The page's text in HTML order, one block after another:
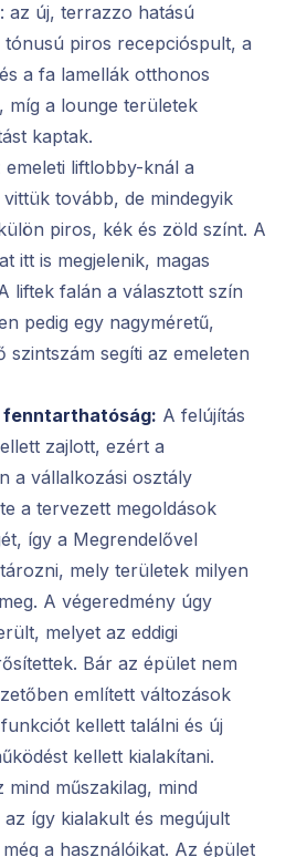
az új, terrazzo hatású
piros recepcióspult, a
a fa lamellák otthonos
míg a lounge területek
kaptak.
emeleti liftlobby-knál a
tovább, de mindegyik
piros, kék és zöld színt. A
itt is megjelenik, magas
liftek falán a választott szín
pedig egy nagyméretű,
szintszám segíti az emeleten
fenntarthatóság: A felújítás
zajlott, ezért a
a vállalkozási osztály
a tervezett megoldások
így a Megrendelővel
mely területek milyen
A végeredmény úgy
melyet az eddigi
Bár az épület nem
említett változások
kellett találni és új
kellett kialakítani.
műszakilag, mind
így kialakult és megújult
a használóikat. Az épület